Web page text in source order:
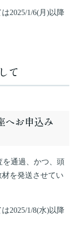
2025/1/6(月)以降
て
へお申込み
を通過、かつ、頭
を発送させてい
2025/1/8(水)以降